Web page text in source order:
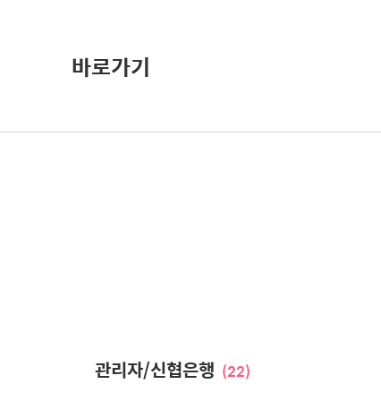
바로가기
관리자/신협은행 (22)